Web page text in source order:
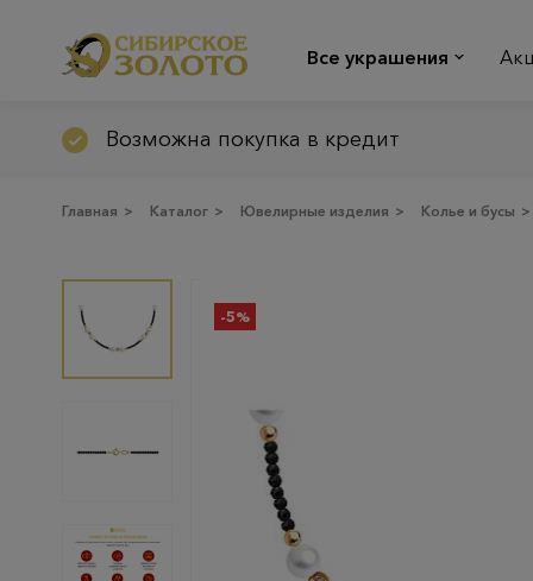
Все украшения
Возможна покупка в кредит
Главная > Каталог > Ювелирные изделия > Колье и бусы >
-5%